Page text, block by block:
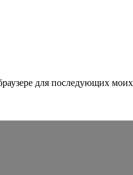
для последующих